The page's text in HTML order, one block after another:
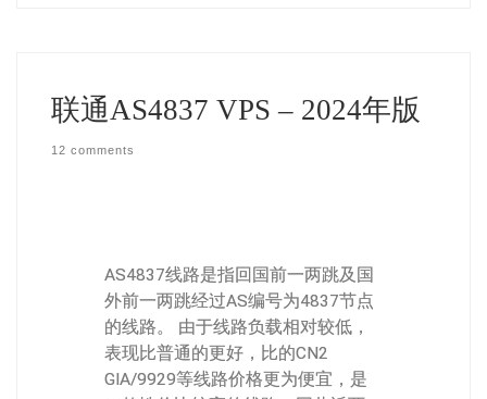
联通AS4837 VPS – 2024年版
12 comments
AS4837线路是指回国前一两跳及国
外前一两跳经过AS编号为4837节点
的线路。 由于线路负载相对较低，
表现比普通的更好，比的CN2
GIA/9929等线路价格更为便宜，是